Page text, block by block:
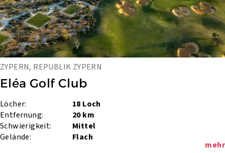
ZYPERN, REPUBLIK ZYPERN
Eléa Golf Club
Löcher:
18 Loch
Entfernung:
20 km
Schwierigkeit:
Mittel
Gelände:
Flach
mehr